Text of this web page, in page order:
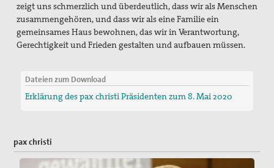
zeigt uns schmerzlich und überdeutlich, dass wir als Menschen
zusammengehören, und dass wir als eine Familie ein
gemeinsames Haus bewohnen, das wir in Verantwortung,
Gerechtigkeit und Frieden gestalten und aufbauen müssen.
Dateien zum Download
Erklärung des pax christi Präsidenten zum 8. Mai 2020
pax christi